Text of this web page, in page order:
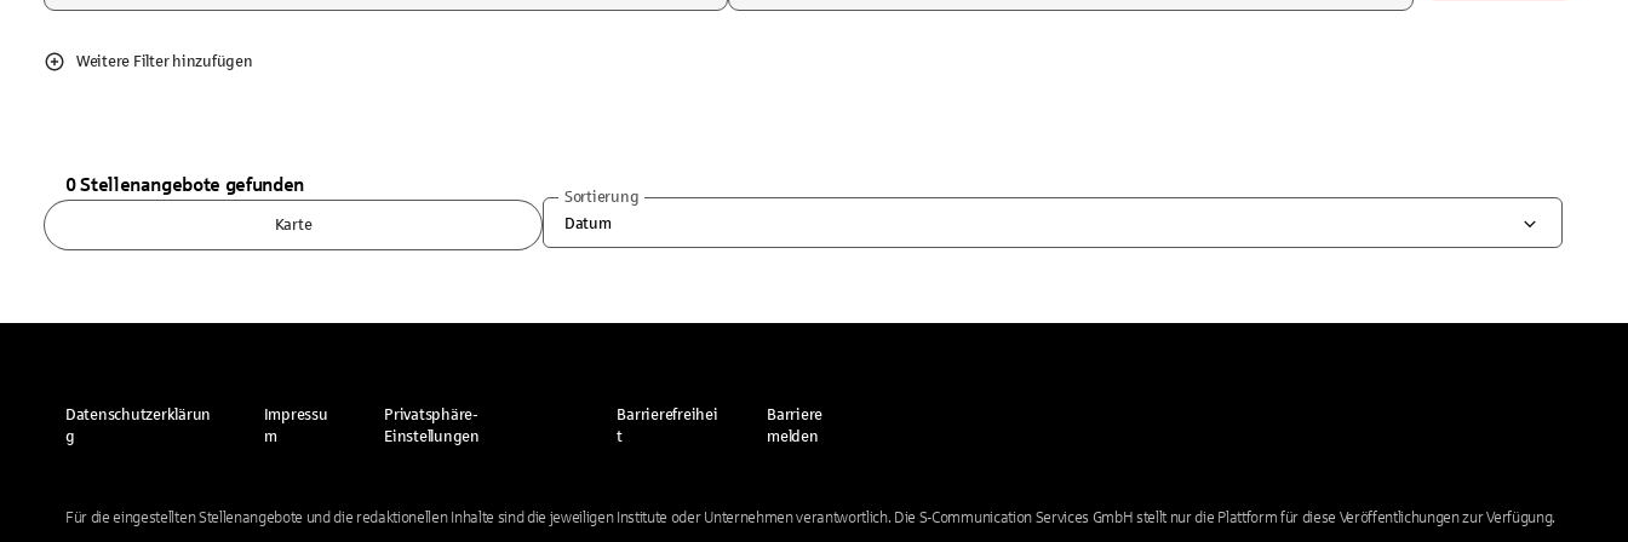
Weitere Filter hinzufügen
0 Stellenangebote gefunden
Karte
Sortierung
Datum
Datenschutzerklärun
g
Impressu
m
Privatsphäre-
Einstellungen
Barrierefreihei
t
Barriere
melden
Für die eingestellten Stellenangebote und die redaktionellen Inhalte sind die jeweiligen Institute oder Unternehmen verantwortlich. Die S-Communication Services GmbH stellt nur die Plattform für diese Veröffentlichungen zur Verfügung.